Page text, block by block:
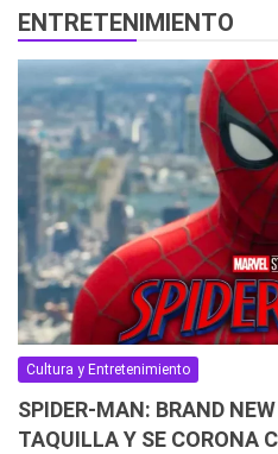
ENTRETENIMIENTO
Cultura y Entretenimiento
SPIDER-MAN: BRAND
TAQUILLA Y SE CORONA